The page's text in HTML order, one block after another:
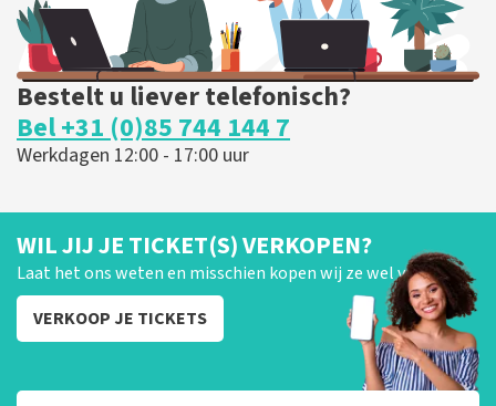
Bestelt u liever telefonisch?
Bel +31 (0)85 744 144 7
Werkdagen 12:00 - 17:00 uur
WIL JIJ JE TICKET(S) VERKOPEN?
Laat het ons weten en misschien kopen wij ze wel van je!
VERKOOP JE TICKETS